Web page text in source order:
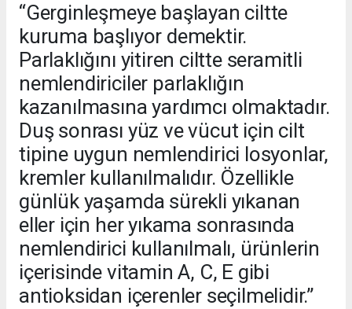
“Gerginleşmeye başlayan ciltte
kuruma başlıyor demektir.
Parlaklığını yitiren ciltte seramitli
nemlendiriciler parlaklığın
kazanılmasına yardımcı olmaktadır.
Duş sonrası yüz ve vücut için cilt
tipine uygun nemlendirici losyonlar,
kremler kullanılmalıdır. Özellikle
günlük yaşamda sürekli yıkanan
eller için her yıkama sonrasında
nemlendirici kullanılmalı, ürünlerin
içerisinde vitamin A, C, E gibi
antioksidan içerenler seçilmelidir.”